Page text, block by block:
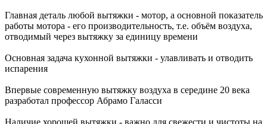
Главная деталь любой вытяжки - мотор, а основной показатель
работы мотора - его производительность, т.е. объём воздуха,
отводимый через вытяжку за единицу времени
Основная задача кухонной вытяжки - улавливать и отводить
испарения
Впервые современную вытяжку воздуха в середине 20 века
разработал профессор Абрамо Галасси